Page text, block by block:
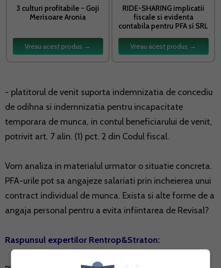
3 culturi profitabile - Goji
Merisoare Aronia
Vreau acest produs →
RIDE-SHARING implicatii
fiscale si evidenta
contabila pentru PFA si SRL
Vreau acest produs →
- platitorul de venit suporta indemnizatia de concediu
de odihna si indemnizatia pentru incapacitate
temporara de munca, in contul beneficiarului de venit,
potrivit art. 7 alin. (1) pct. 2 din Codul fiscal.
Vom analiza in materialul urmator o situatie concreta.
PFA-urile pot sa angajeze salariati prin incheierea unui
contract individual de munca. Exista si alte forme de a
angaja personal pentru a evita infiintarea de Revisal?
Raspunsul expertilor Rentrop&Straton: